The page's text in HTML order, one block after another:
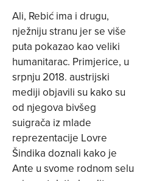
Ali, Rebić ima i drugu,
nježniju stranu jer se više
puta pokazao kao veliki
humanitarac. Primjerice, u
srpnju 2018. austrijski
mediji objavili su kako su
od njegova bivšeg
suigrača iz mlade
reprezentacije Lovre
Šindika doznali kako je
Ante u svome rodnom selu